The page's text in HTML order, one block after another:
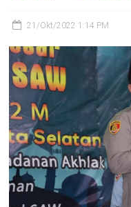
21/Okt/2022 1:14 PM